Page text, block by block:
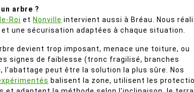
arbre ?
Roi et Nonville intervient aussi à Bréau. Nous
une sécurisation adaptées à chaque situation.
devient trop imposant, menace une toiture, ou
signes de faiblesse (tronc fragilisé, branches
l’abattage peut être la solution la plus sûre. Nos
balisent la zone, utilisent les